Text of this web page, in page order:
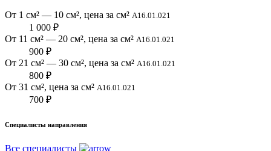
От 1 см² — 10 см², цена за см² A16.01.021
1 000 ₽
От 11 см² — 20 см², цена за см² A16.01.021
900 ₽
От 21 см² — 30 см², цена за см² A16.01.021
800 ₽
От 31 см², цена за см² A16.01.021
700 ₽
Специалисты направления
Все специалисты